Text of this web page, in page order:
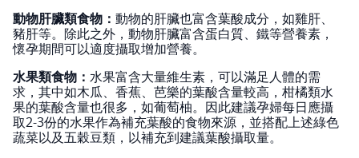
動物肝臟類食物： 動物的肝臟也富含葉酸成分，如雞肝、
豬肝等。除此之外，動物肝臟富含蛋白質、鐵等營養素，
懷孕期間可以適度攝取增加營養。
水果類食物： 水果富含大量維生素，可以滿足人體的需
求，其中如木瓜、香蕉、芭樂的葉酸含量較高，柑橘類水
果的葉酸含量也很多，如葡萄柚。因此建議孕婦每日應攝
取2-3份的水果作為補充葉酸的食物來源，並搭配上述綠色
蔬菜以及五穀豆類，以補充到建議葉酸攝取量。